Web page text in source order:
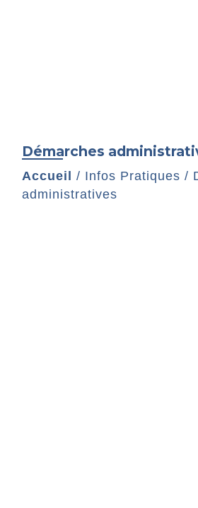
Démarches
Accueil / Infos Pratiques /
administratives